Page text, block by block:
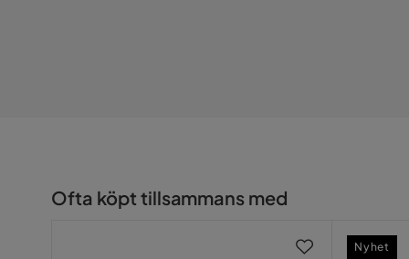
Ofta köpt tillsammans med
Nyhet